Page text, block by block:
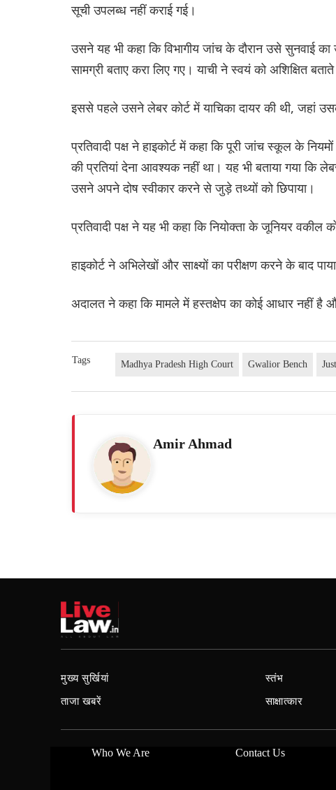
सूची उपलब्ध नहीं कराई गई।
उसने यह भी कहा कि विभागीय जांच के दौरान उसे सुनवाई
सामग्री बताए करा लिए गए। याची ने स्वयं को अशिक्षित
इससे पहले उसने लेबर कोर्ट में याचिका दायर की थी, जहां
प्रतिवादी पक्ष ने हाइकोर्ट में कहा कि पूरी जांच स्कूल के
की प्रतियां देना आवश्यक नहीं था। यह भी बताया गया कि
उसने अपने दोष स्वीकार करने से जुड़े तथ्यों को छिपाया।
प्रतिवादी पक्ष ने यह भी कहा कि नियोक्ता के जूनियर
हाइकोर्ट ने अभिलेखों और साक्ष्यों का परीक्षण करने के बाद
अदालत ने कहा कि मामले में हस्तक्षेप का कोई आधार नहीं है
Tags Madhya Pradesh High Court Gwalior Bench
Amir Ahmad
मुख्य सुर्खियां
ताजा खबरें
स्तंभ
साक्षात्कार
Who We Are Contact Us